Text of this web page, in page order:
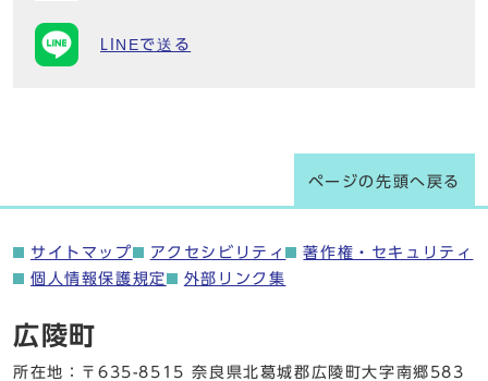
LINEで送る
ページの先頭へ戻る
サイトマップ アクセシビリティ
著作権・セキュリティ
個人情報保護規定
外部リンク集
広陵町
所在地：〒635-8515 奈良県北葛城郡広陵町大字南郷583